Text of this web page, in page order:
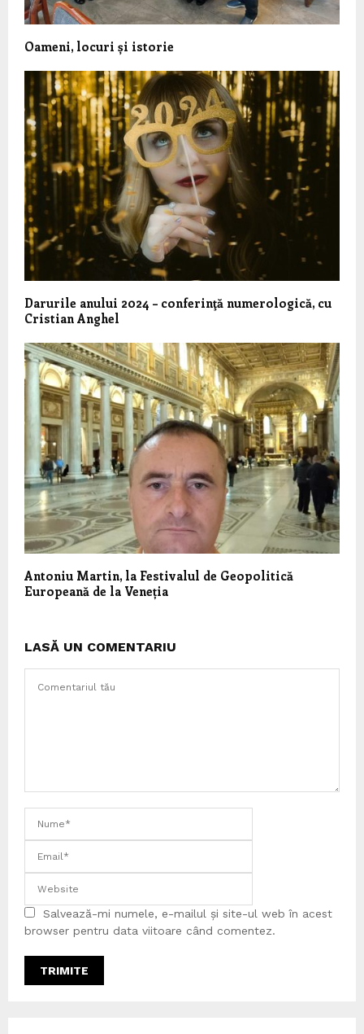
Oameni, locuri și istorie
Darurile anului 2024 – conferinţă numerologică, cu
Cristian Anghel
Antoniu Martin, la Festivalul de Geopolitică
Europeană de la Veneția
LASĂ UN COMENTARIU
Salvează-mi numele, e-mailul și site-ul web în acest
browser pentru data viitoare când comentez.